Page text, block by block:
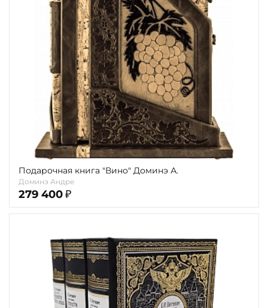
Подарочная книга "Вино" Доминэ А.
Доминэ Андре
279 400 ₽